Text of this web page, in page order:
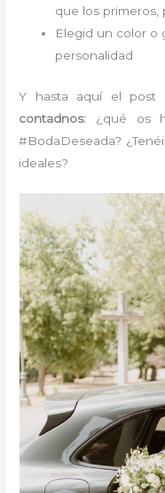
que los primeros,
Elegid un color o
personalidad
Y hasta aquí el
contadnos: ¿qué os
#BodaDeseada?
ideales?